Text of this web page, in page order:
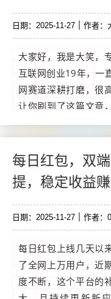
日期：2025-11-27 作者：
大家好，我是大笑，
互联网创业19年，一
网赛道深耕打磨，很
让你刷到了这篇文章
想通过互联网赚钱
茫，没有靠谱项目，
何下手，那么请你关
会不定时分享靠谱副
理论，只讲干货。...
每日红包，双
提，稳定收益
日期：2025-11-27 作者：
每日红包上线几天以
了全网上万用户，近
度不断，这个平台的